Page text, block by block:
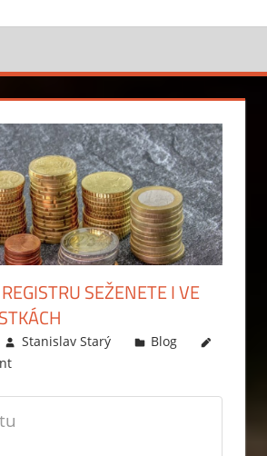
SEŽENETE I VE
Stanislav Starý
Blog